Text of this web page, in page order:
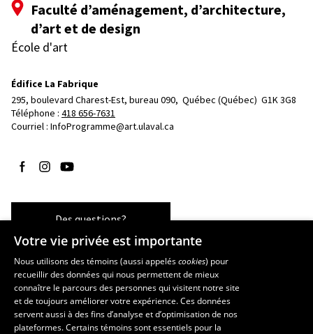
Faculté d’aménagement, d’architecture,
d’art et de design
École d'art
Édifice La Fabrique
295, boulevard Charest-Est, bureau 090, Québec (Québec)  G1K 3G8
Téléphone : 418 656-7631
Courriel : InfoProgramme@art.ulaval.ca
Suivez-nous sur Facebook
Suivez-nous sur Instagram
Suivez-nous sur YouTube
Des questions?
Les écoles et la recherche
École supérieure d’aménagement du territoire et de développement
régional
École d’architecture
Votre vie privée est importante
Nous utilisons des témoins (aussi appeléscookies) pour
recueillir des données qui nous permettent de mieux
connaître le parcours des personnes qui visitent notre site
et de toujours améliorer votre expérience. Ces données
servent aussi à des fins d’analyse et d’optimisation de nos
plateformes. Certains témoins sont essentiels pour la